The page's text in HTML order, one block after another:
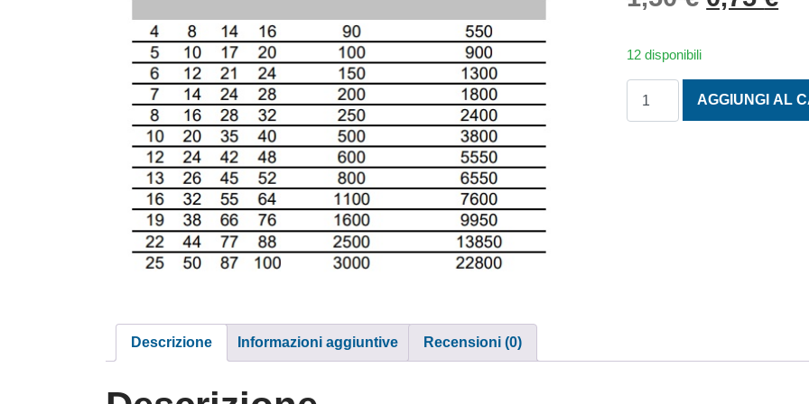
12 disponibili
AGGIUNGI AL
Descrizione Informazioni aggiuntive Recensioni (0)